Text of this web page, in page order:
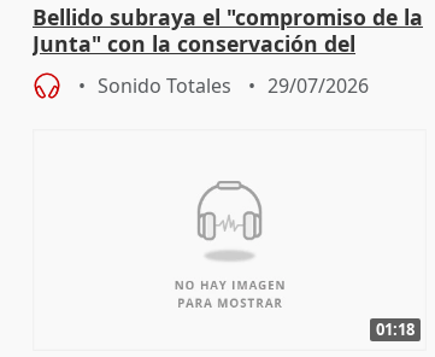
Bellido subraya el "compromiso de la
Junta" con la conservación del
patrimonio en Córdoba
Sonido Totales 29/07/2026
01:18